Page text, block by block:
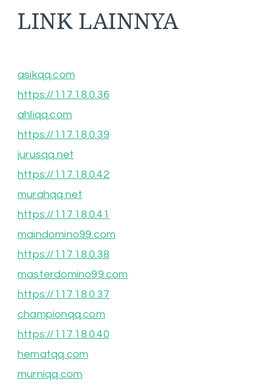
LINK LAINNYA
asikqq.com
https://117.18.0.36
ahliqq.com
https://117.18.0.39
jurusqq.net
https://117.18.0.42
murahqq.net
https://117.18.0.41
maindomino99.com
https://117.18.0.38
masterdomino99.com
https://117.18.0.37
championqq.com
https://117.18.0.40
hematqq.com
murniqq.com